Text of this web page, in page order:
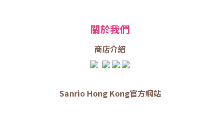
關於我們
商店介紹
Sanrio Hong Kong官方網站